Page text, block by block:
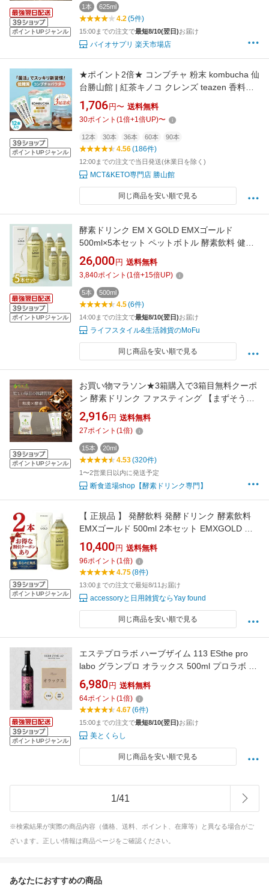
ポイントUPジャンル
国産 【賞味期限2027年1月31日まで】
1本 625ml
4.2(5件)
15:00までの注文で最短8/10(翌日)お届け
バイオサプリ 楽天市場店
ポイントUPジャンル
★ポイント2倍★ コンブチャ 粉末 kombucha 仙
台勝山館 | 紅茶キノコ クレンズ teazen 香料・
着色料・保存料 不使用 酵素 酵素ドリンク ファ
スティング 腸 菌活 善玉菌 乳酸菌 粉 ダイエッ
ト 個包装 送料無料
1,706 円〜 送料無料
30ポイント (1倍+1倍UP)〜
12本 30本 36本 60本 90本
4.56(186件)
12:00までの注文で当日発送(休業日を除く)
MCT&KETO専門店 勝山館
同じ商品を安い順で見る
ポイントUPジャンル
酵素ドリンク EM X GOLD EMXゴールド
500ml×5本セット ペットボトル 酵素飲料 健康
食品 EM生活 イーエム エックス ゴールド 発酵
飲料 保存料無添加
26,000 円 送料無料
3,840ポイント (1倍+15倍UP)
5本 500ml
4.5(6件)
14:00までの注文で最短8/10(翌日)お届け
ライフスタイル&生活雑貨のMoFu
同じ商品を安い順で見る
ポイントUPジャンル
お買い物マラソン★3箱購入で3箱目無料クーポ
ン 酵素ドリンク ファスティング 【まずそうの
常識、くつがえる！】 断食 ダイエット 腸活 サ
ポート オリゴ糖 【 ゆうこうせん ポケット 優光
泉 濃縮 和漢 発酵（20ml×15包）】1週間分 個
包装 置き換え ハトムギ 高麗人参
2,916 円 送料無料
27ポイント (1倍)
15本 20ml
4.53(320件)
1〜2営業日以内に発送予定
断食道場shop【酵素ドリンク専門】
ポイントUPジャンル
【 正規品 】 発酵飲料 発酵ドリンク 酵素飲料
EMXゴールド 500ml 2本セット EMXGOLD イ
ーエムエックスゴールド 【 800円OFF クーポ
ン あり）】 健康飲料 微生物 発酵 善玉菌 酵母
乳酸菌 健康サポート飲料 酵母飲料 飲料 発酵飲
料水 ライフサポート 送料無料
10,400 円 送料無料
96ポイント (1倍)
4.75(8件)
13:00までの注文で最短8/11お届け
accessoryと日用雑貨ならYay found
同じ商品を安い順で見る
ポイントUPジャンル
エステプロラボ ハーブザイム 113 ESthe pro
labo グランプロ オラックス 500ml プロラボ 正
規品 サロン専売品 ハーブザイム113 ファステ
ィング 酵素 酵素ドリンク
6,980 円 送料無料
64ポイント (1倍)
4.67(6件)
15:00までの注文で最短8/10(翌日)お届け
美とくらし
同じ商品を安い順で見る
1/41
※検索結果が実際の商品内容（価格、送料、ポイント、在庫等）と異なる場合がご
ざいます。正しい情報は商品ページをご確認ください。
あなたにおすすめの商品